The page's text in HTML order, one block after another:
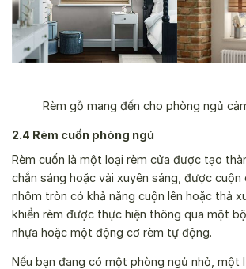
Rèm gỗ mang đến cho phòng ngủ
2.4 Rèm cuốn phòng ngủ
Rèm cuốn là một loại rèm cửa được tạo
chắn sáng hoặc vải xuyên sáng, được cuộn
nhôm tròn có khả năng cuộn lên hoặc thả
khiển rèm được thực hiện thông qua một
nhựa hoặc một động cơ rèm tự động.
Nếu bạn đang có một phòng ngủ nhỏ, một